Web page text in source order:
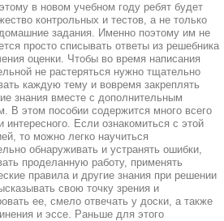
в новом учебном году ребят будет
контрольных и тестов, а не только
задания. Именно поэтому им не
просто списывать ответы из решебника
оценки. Чтобы во время написания
не растеряться нужно тщательно
каждую тему и вовремя закреплять
знания вместе с дополнительным
В этом пособии содержится много всего
интересного. Если ознакомиться с этой
то можно легко научиться
обнаруживать и устранять ошибки,
проделанную работу, применять
правила и другие знания при решении
свою точку зрения и
ее, смело отвечать у доски, а также
и эссе. Раньше для этого